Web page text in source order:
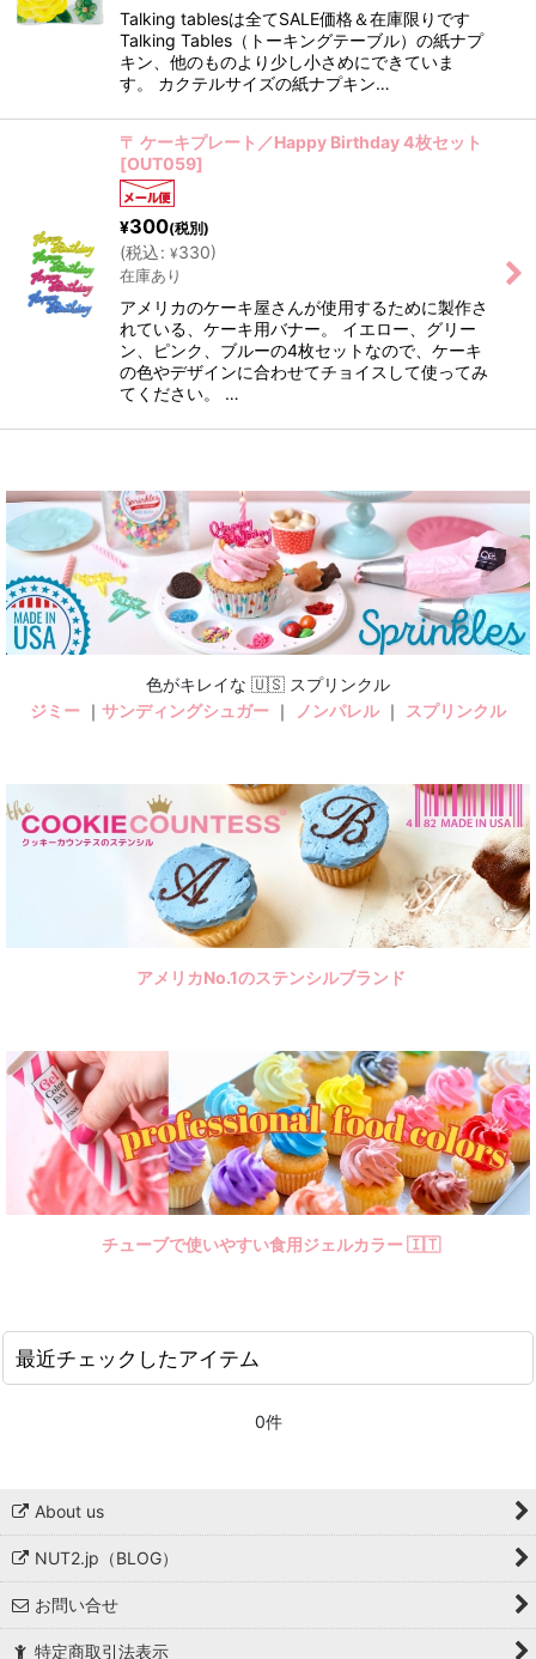
Talking tablesは全てSALE価格＆在庫限りです
Talking Tables（トーキングテーブル）の紙ナプ
キン、他のものより少し小さめにできていま
す。 カクテルサイズの紙ナプキン…
〒 ケーキプレート／Happy Birthday 4枚セット
[OUT059]
¥300(税別)
(税込: ¥330)
在庫あり
アメリカのケーキ屋さんが使用するために製作さ
れている、ケーキ用バナー。 イエロー、グリー
ン、ピンク、ブルーの4枚セットなので、ケーキ
の色やデザインに合わせてチョイスして使ってみ
てください。 …
色がキレイな 🇺🇸 スプリンクル
ジミー ｜ サンディングシュガー ｜ ノンパレル｜ スプリンクル
アメリカNo.1のステンシルブランド
チューブで使いやすい食用ジェルカラー 🇮🇹
最近チェックしたアイテム
0件
About us
NUT2.jp（BLOG）
お問い合せ
特定商取引法表示